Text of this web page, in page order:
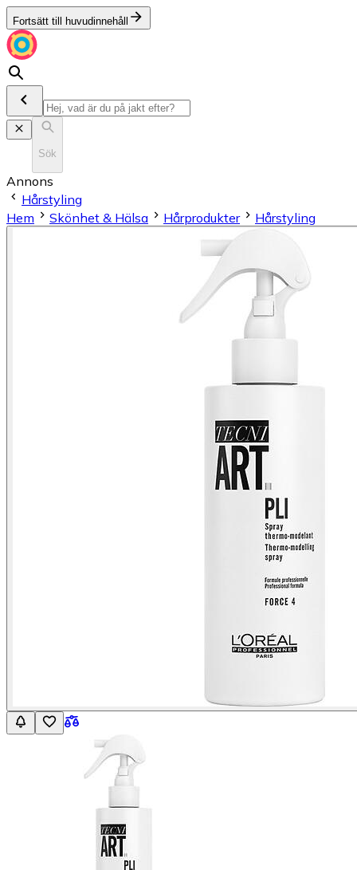
Fortsätt till huvudinnehåll
Sök
Annons
Hårstyling
Hem
Skönhet & Hälsa Hårprodukter Hårstyling